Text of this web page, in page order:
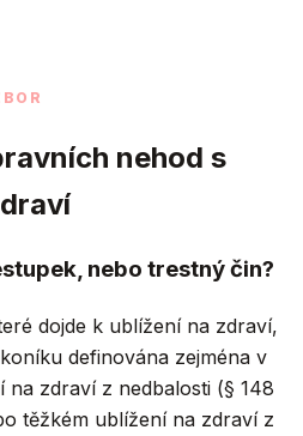
nehod s
nebo trestný čin?
dojde k ublížení na zdraví,
definována zejména v
zdraví z nedbalosti (§ 148
těžkém ublížení na zdraví z